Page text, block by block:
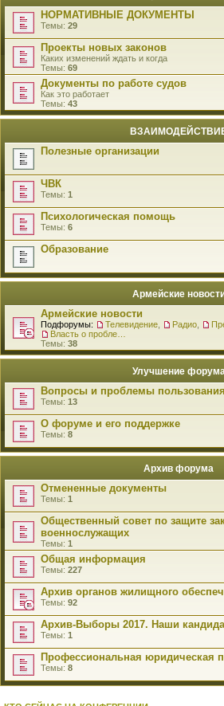
НОРМАТИВНЫЕ ДОКУМЕНТЫ
Темы: 29
Проекты новых законов
Каких изменений ждать и когда
Темы: 69
Документы по работе судов
Как это работает
Темы: 43
Полезные организации
ЧВК
Темы: 1
Психологическая помощь
Темы: 6
Образование
Армейские
Армейские новости
Подфорумы: Телевидение Радио
Темы: 38
Улучшение
Вопросы и проблемы пользования
Темы: 13
О форуме и его поддержке
Темы: 8
Архив форума
Отмененные документы
Темы: 1
Общественный совет по защите
военнослужащих
Темы: 1
Общая информация
Темы: 227
Архив органов жилищного
Темы: 92
Архив-Выборы 2017. Наши
Темы: 1
Профессиональная юридическая
Темы: 8